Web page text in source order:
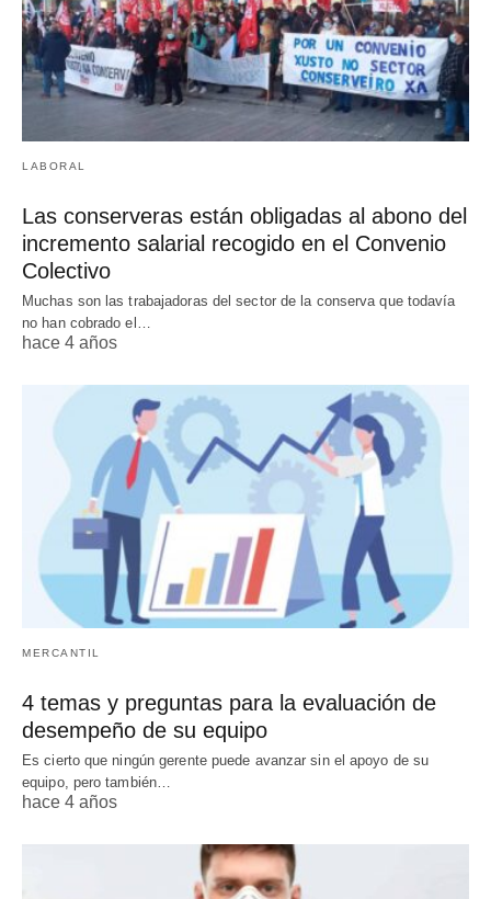
LABORAL
Las conserveras están obligadas al abono del
incremento salarial recogido en el Convenio
Colectivo
Muchas son las trabajadoras del sector de la conserva que todavía
no han cobrado el…
hace 4 años
MERCANTIL
4 temas y preguntas para la evaluación de
desempeño de su equipo
Es cierto que ningún gerente puede avanzar sin el apoyo de su
equipo, pero también…
hace 4 años